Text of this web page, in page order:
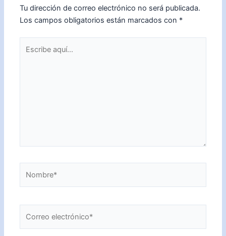
Tu dirección de correo electrónico no será publicada.
Los campos obligatorios están marcados con *
aquí...